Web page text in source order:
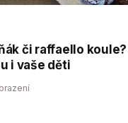
či raffaello koule?
i vaše děti